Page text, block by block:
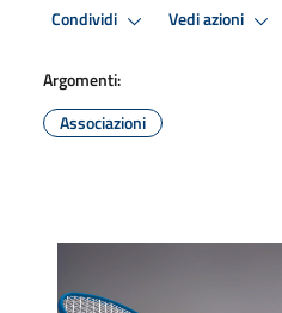
Condividi Vedi azioni
Argomenti:
Associazioni